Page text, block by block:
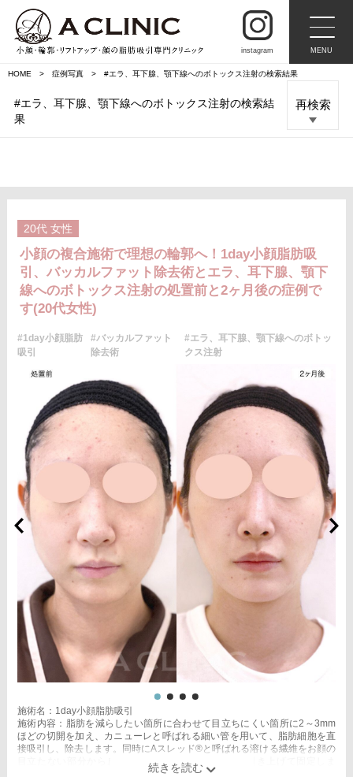
instagram MENU
HOME 症例写真 #エラ、耳下腺、顎下線へのボトックス注射の検索結果
#エラ、耳下腺、顎下線へのボトックス注射の検索結
果
再検索
20代 女性
小顔の複合施術で理想の輪郭へ！1day小顔脂肪吸
引、バッカルファット除去術とエラ、耳下腺、顎下
線へのボトックス注射の処置前と2ヶ月後の症例で
す(20代女性)
#1day小顔脂肪
吸引
#バッカルファット
除去術
#エラ、耳下腺、顎下線へのボトッ
クス注射
施術名：1day小顔脂肪吸引
施術内容：脂肪を減らしたい箇所に合わせて目立ちにくい箇所に2～3mm
ほどの切開を加え、カニューレと呼ばれる細い管を用いて、脂肪細胞を直
接吸引し、除去します。同時にAスレッド®と呼ばれる溶ける繊維をお顔の
目立たない部分から皮下へ挿入し、皮膚を内側から引き上げて固定しま